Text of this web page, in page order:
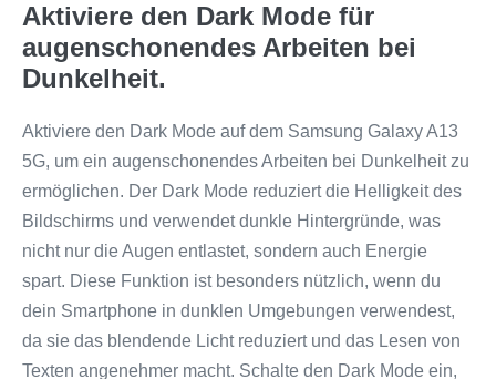
Aktiviere den Dark Mode für
augenschonendes Arbeiten bei
Dunkelheit.
Aktiviere den Dark Mode auf dem Samsung Galaxy A13
5G, um ein augenschonendes Arbeiten bei Dunkelheit zu
ermöglichen. Der Dark Mode reduziert die Helligkeit des
Bildschirms und verwendet dunkle Hintergründe, was
nicht nur die Augen entlastet, sondern auch Energie
spart. Diese Funktion ist besonders nützlich, wenn du
dein Smartphone in dunklen Umgebungen verwendest,
da sie das blendende Licht reduziert und das Lesen von
Texten angenehmer macht. Schalte den Dark Mode ein,